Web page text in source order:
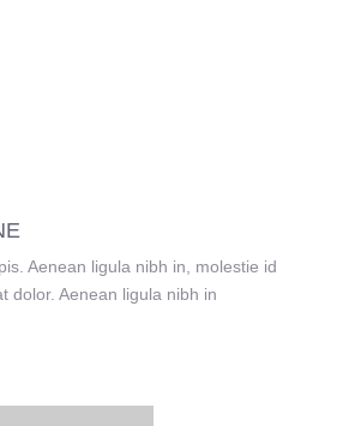
Aenean ligula nibh in, molestie id
dolor. Aenean ligula nibh in